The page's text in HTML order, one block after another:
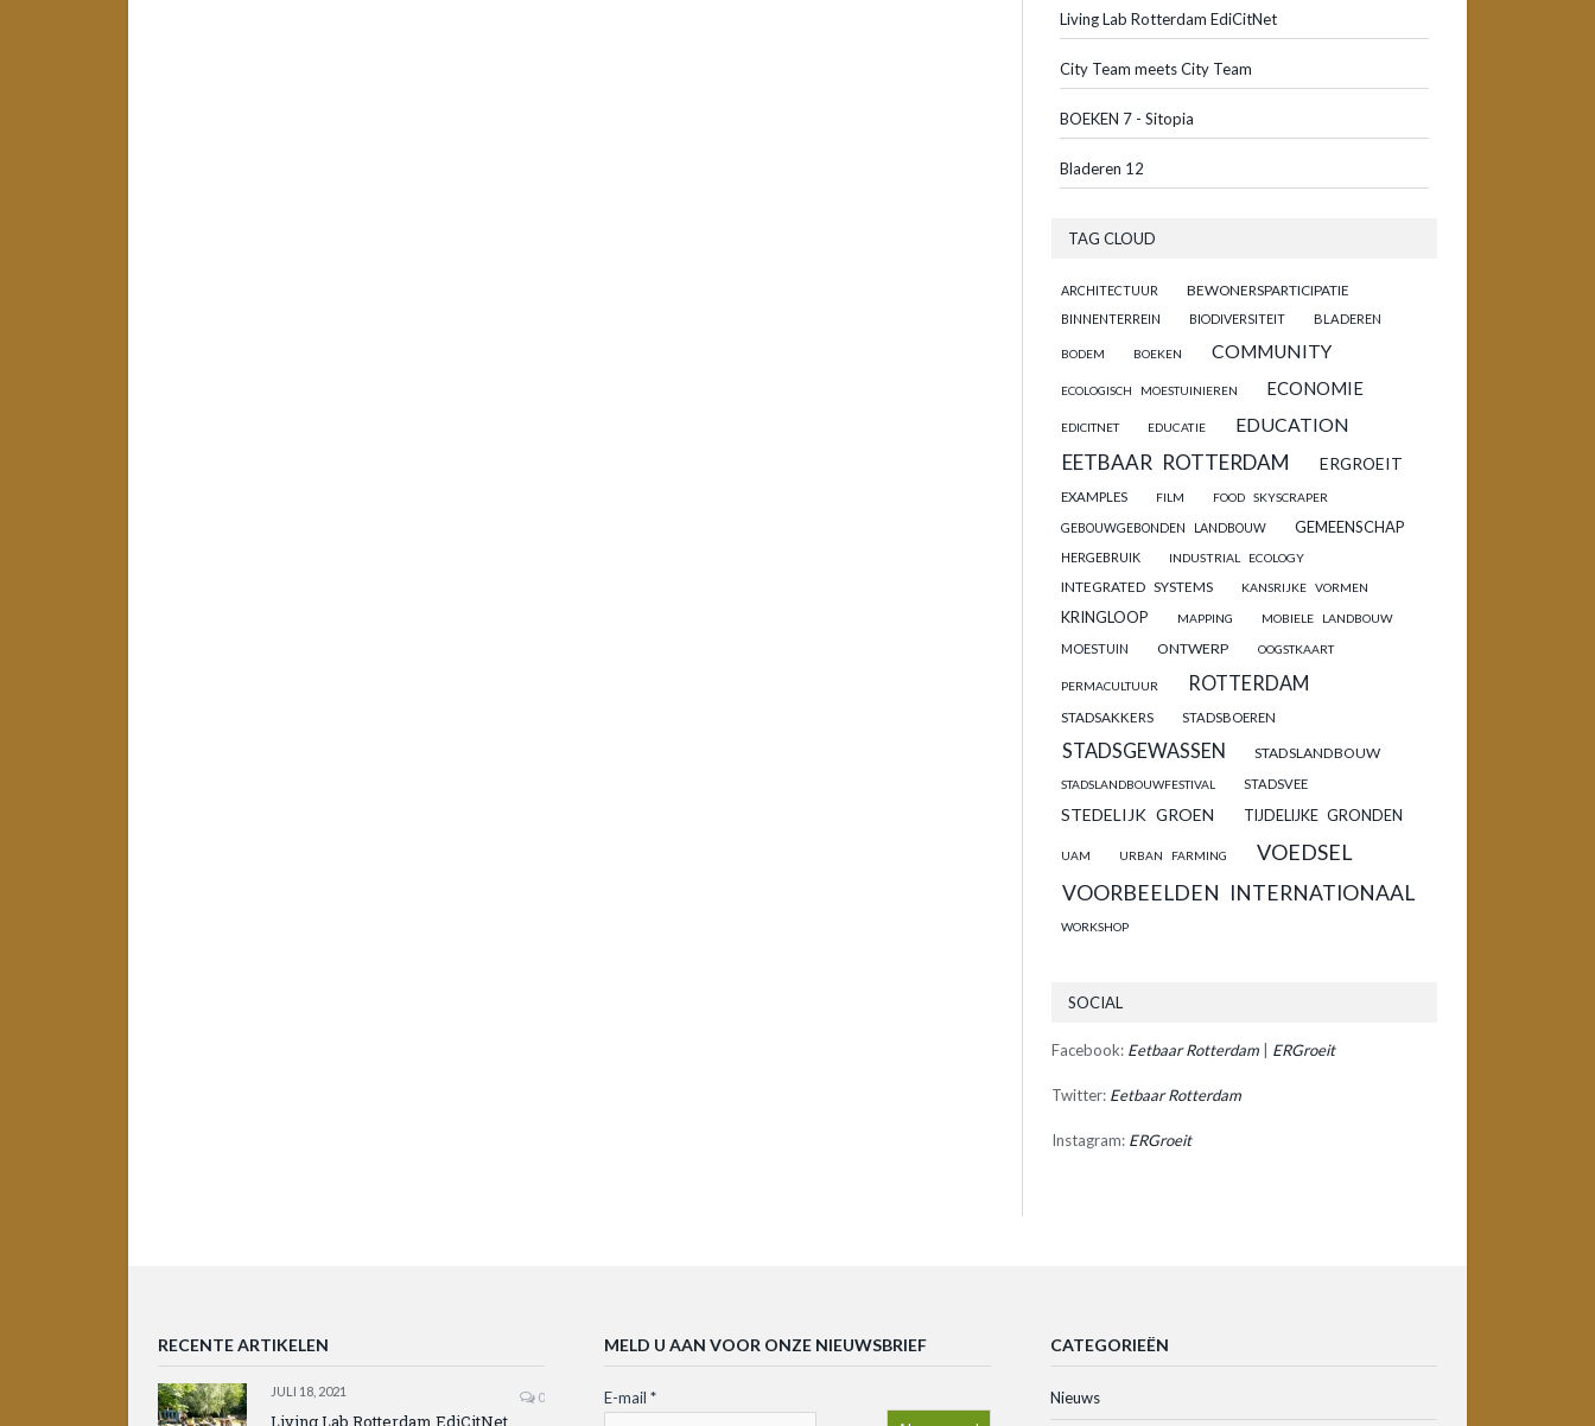
Living Lab Rotterdam EdiCitNet
City Team meets City Team
BOEKEN 7 - Sitopia
Bladeren 12
TAG CLOUD
ARCHITECTUUR BEWONERSPARTICIPATIE
BINNENTERREIN BIODIVERSITEIT BLADEREN
BODEM BOEKEN COMMUNITY
ECOLOGISCH MOESTUINIEREN ECONOMIE
EDICITNET EDUCATIE EDUCATION
EETBAAR ROTTERDAM ERGROEIT
EXAMPLES FILM FOOD SKYSCRAPER
GEBOUWGEBONDEN LANDBOUW GEMEENSCHAP
HERGEBRUIK INDUSTRIAL ECOLOGY
INTEGRATED SYSTEMS KANSRIJKE VORMEN
KRINGLOOP MAPPING MOBIELE LANDBOUW
MOESTUIN ONTWERP OOGSTKAART
PERMACULTUUR ROTTERDAM
STADSAKKERS STADSBOEREN
STADSGEWASSEN STADSLANDBOUW
STADSLANDBOUWFESTIVAL STADSVEE
STEDELIJK GROEN TIJDELIJKE GRONDEN
UAM URBAN FARMING VOEDSEL
VOORBEELDEN INTERNATIONAAL
WORKSHOP
SOCIAL
Facebook: Eetbaar Rotterdam ERGroeit
Twitter: Eetbaar Rotterdam
Instagram: ERGroeit
RECENTE ARTIKELEN
JULI 18, 2021 0
Living Lab Rotterdam EdiCitNet
MELD U AAN VOOR ONZE NIEUWSBRIEF
E-mail *
CATEGORIEËN
Nieuws